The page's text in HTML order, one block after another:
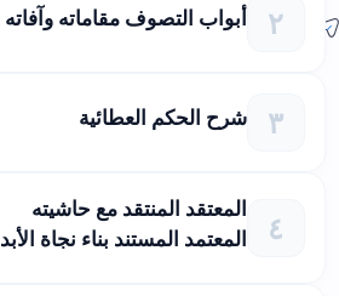
أبواب التصوف مقاماته وآفاته
شرح الحكم العطائية
المعتقد المنتقد مع حاشيته
المعتمد المستند بناء نجاة الأبد